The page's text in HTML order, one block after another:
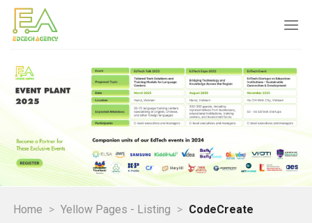
Skip
content
Home > Yellow Pages - Listing > CodeCreate